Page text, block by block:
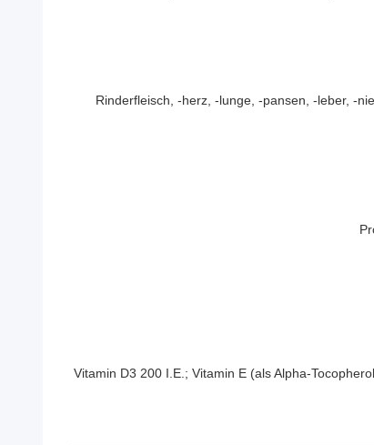
Rinderfleisch, -herz, -lunge, -pansen, -leber, -
Vitamin D3 200 I.E.; Vitamin E (als Alpha-